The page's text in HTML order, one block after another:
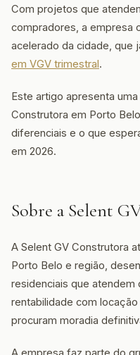
Com projetos que
compradores, a empresa
acelerado da cidade, que
em VGV trimestral.
Este artigo apresenta
Construtora em Porto
diferenciais e o que
em 2026.
Sobre a Selent
A Selent GV Construtora
Porto Belo e região,
residenciais que
rentabilidade com
procuram moradia